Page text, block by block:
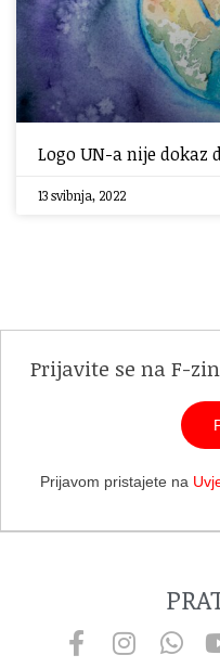
Logo UN-a nije dokaz
13 svibnja, 2022
Prijavite se na F-
Prijavom pristajete na